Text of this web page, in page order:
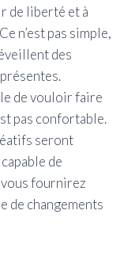
de liberté et à
n’est pas simple,
des
de vouloir faire
pas confortable.
seront
de
vous fournirez
de changements